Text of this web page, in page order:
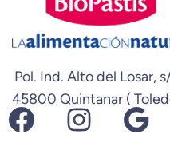
Pol. Ind. Alto del Losar,
45800 Quintanar (
Facebook Instagram Google